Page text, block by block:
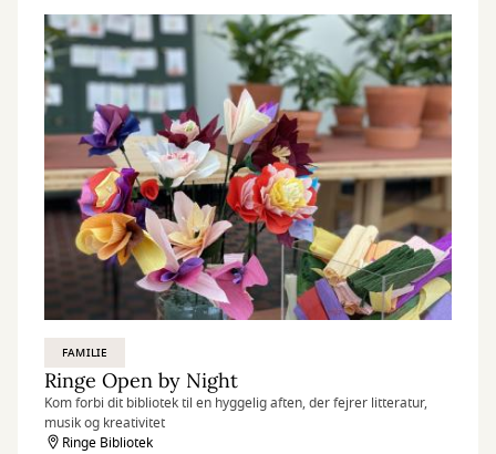
FAMILIE
Ringe Open by Night
Kom forbi dit bibliotek til en hyggelig aften, der fejrer litteratur,
musik og kreativitet
Ringe Bibliotek